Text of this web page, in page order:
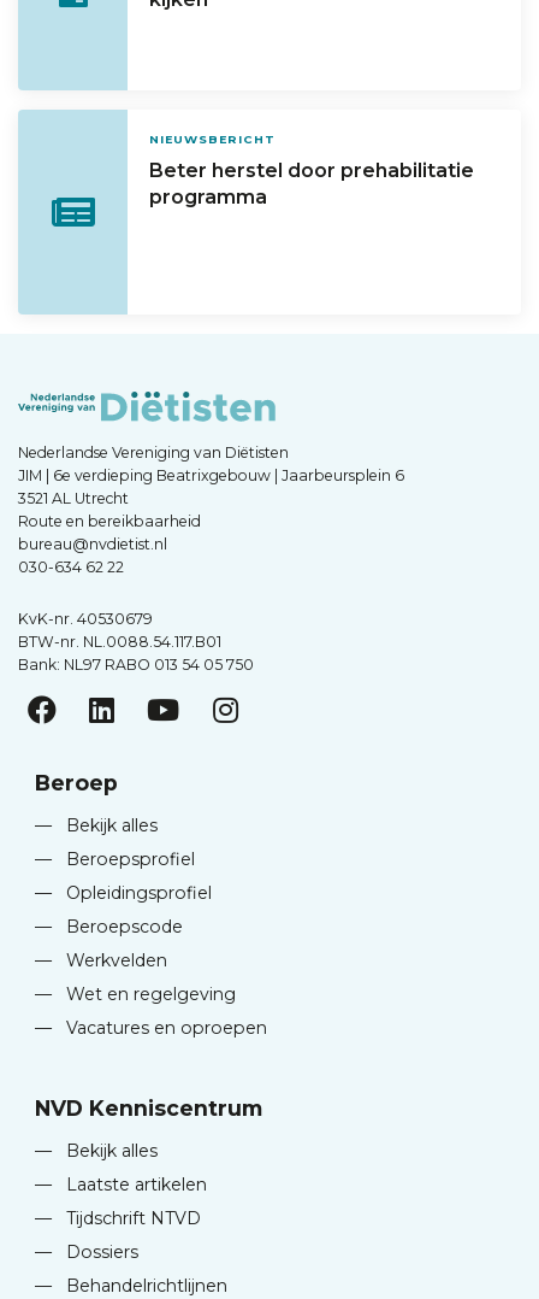
NIEUWSBERICHT
Beter herstel door prehabilitatie
programma
Nederlandse Vereniging van Diëtisten
JIM | 6e verdieping Beatrixgebouw | Jaarbeursplein 6
3521 AL Utrecht
Route en bereikbaarheid
bureau@nvdietist.nl
030-634 62 22
KvK-nr. 40530679
BTW-nr. NL.0088.54.117.B01
Bank: NL97 RABO 013 54 05 750
Beroep
—
Bekijk alles
—
Beroepsprofiel
—
Opleidingsprofiel
—
Beroepscode
—
Werkvelden
—
Wet en regelgeving
—
Vacatures en oproepen
NVD Kenniscentrum
—
Bekijk alles
—
Laatste artikelen
—
Tijdschrift NTVD
—
Dossiers
—
Behandelrichtlijnen